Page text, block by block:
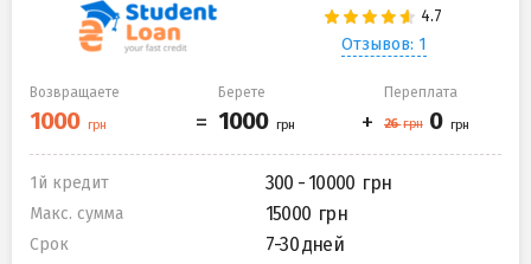
Отзывов: 1
Возвращаете Берете Переплата
1й кредит 300 - 10000
Макс. сумма 15000
Срок 7-30 дней